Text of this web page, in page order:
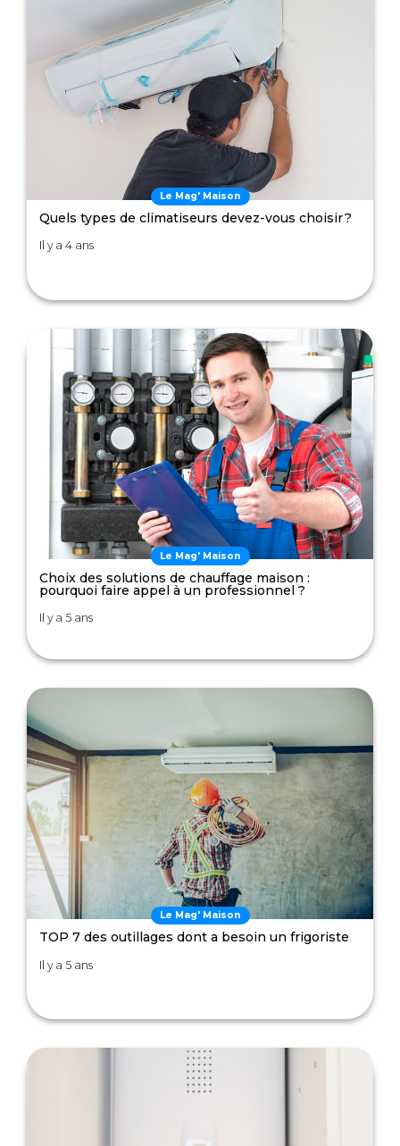
Le Mag' Maison
Quels types de climatiseurs devez-vous choisir ?
Il y a 4 ans
Le Mag' Maison
Choix des solutions de chauffage maison :
pourquoi faire appel à un professionnel ?
Il y a 5 ans
Le Mag' Maison
TOP 7 des outillages dont a besoin un frigoriste
Il y a 5 ans